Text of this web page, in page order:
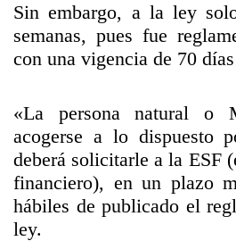
Sin embargo, a la ley
semanas, pues fue
con una vigencia de 70
«La persona natural o
acogerse a lo dispuesto
deberá solicitarle a la ESF
financiero), en un plazo
hábiles de publicado el
ley.